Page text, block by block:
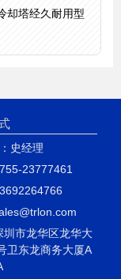
却塔经久耐用型
史经理
23777461
圳市龙华区龙华大
卫东龙商务大厦A